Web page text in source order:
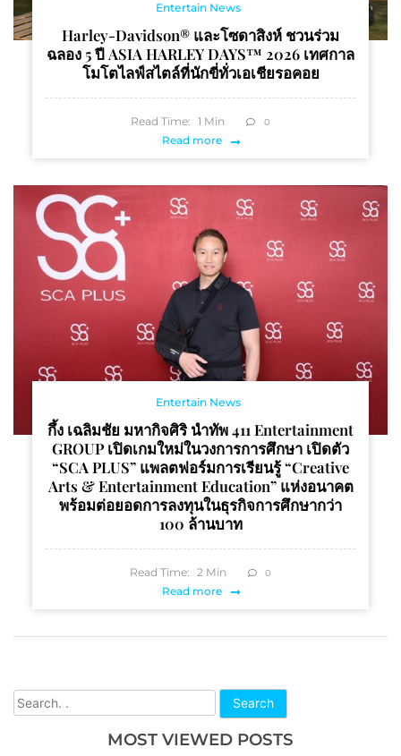
Search
MOST VIEWED POSTS
Entertain News
Harley-Davidson® และโซดาสิงห์ ชวนร่วม
ฉลอง 5 ปี ASIA HARLEY DAYS™ 2026 เทศกาล
โมโตไลฟ์สไตล์ที่นักขี่ทั่วเอเชียรอคอย
Read Time: 1 Min 0
Read more
Entertain News
กึ้ง เฉลิมชัย มหากิจศิริ นำทัพ 411 Entertainment
GROUP เปิดเกมใหม่ในวงการการศึกษา เปิดตัว
“SCA PLUS” แพลตฟอร์มการเรียนรู้ “Creative
Arts & Entertainment Education” แห่งอนาคต
พร้อมต่อยอดการลงทุนในธุรกิจการศึกษากว่า
100 ล้านบาท
Read Time: 2 Min 0
Read more